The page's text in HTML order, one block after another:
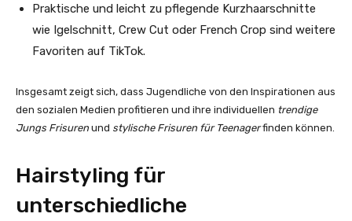
Praktische und leicht zu pflegende Kurzhaarschnitte
wie Igelschnitt, Crew Cut oder French Crop sind weitere
Favoriten auf TikTok.
Insgesamt zeigt sich, dass Jugendliche von den Inspirationen aus
den sozialen Medien profitieren und ihre individuellen trendige
Jungs Frisuren und stylische Frisuren für Teenagerfinden können.
Hairstyling für
unterschiedliche